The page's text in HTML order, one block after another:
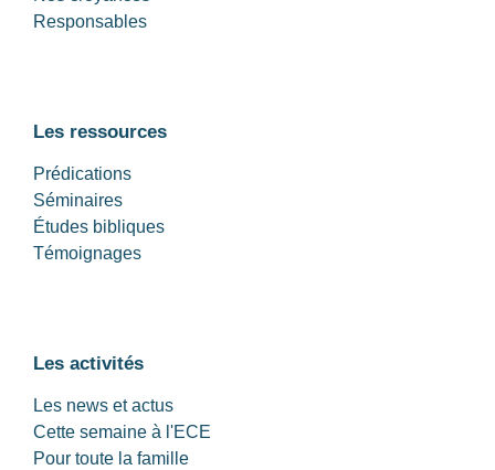
Responsables
Les ressources
Prédications
Séminaires
Études bibliques
Témoignages
Les activités
Les news et actus
Cette semaine à l'ECE
Pour toute la famille